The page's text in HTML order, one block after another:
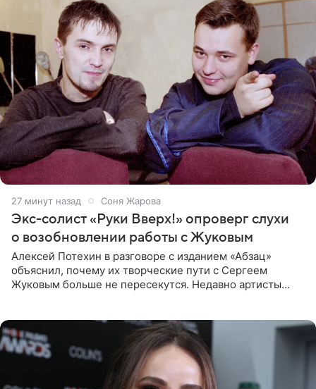
28 минут назад Соня Жарова
Экс-солист «Руки Вверх!» опроверг слухи
о возобновлении работы с Жуковым
Алексей Потехин в разговоре с изданием «Абзац»
объяснил, почему их творческие пути с Сергеем
Жуковым больше не пересекутся. Недавно артисты